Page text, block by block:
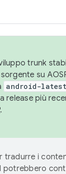
trunk
su
android-
release più
.
tradurre i
potrebbero